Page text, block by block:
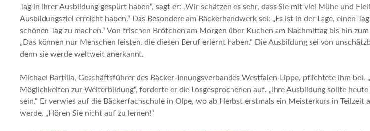
Tag in Ihrer Ausbildung gespürt haben“, sagt er: „Wir schätzen es sehr, dass Sie mit viel Mühe und
Ausbildungsziel erreicht haben.“ Das Besondere am Bäckerhandwerk sei: „Es ist in der Lage, einen
schönen Tag zu machen.“ Von frischen Brötchen am Morgen über Kuchen am Nachmittag bis hin
„Das können nur Menschen leisten, die diesen Beruf erlernt haben.“ Die Ausbildung sei von
denn sie werde weltweit anerkannt.
Michael Bartilla, Geschäftsführer des Bäcker-Innungsverbandes Westfalen-Lippe, pflichtete ihm bei.
Möglichkeiten zur Weiterbildung“, forderte er die Losgesprochenen auf. „Ihre Ausbildung sollte
sein.“ Er verwies auf die Bäckerfachschule in Olpe, wo ab Herbst erstmals ein Meisterkurs in Teilzeit
werde. „Hören Sie nicht auf zu lernen!“